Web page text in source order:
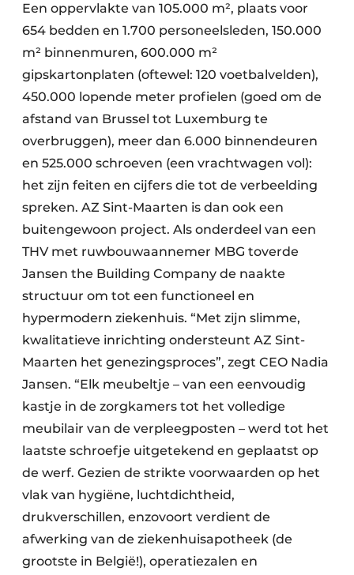
Een oppervlakte van 105.000 m², plaats voor
654 bedden en 1.700 personeelsleden, 150.000
m² binnenmuren, 600.000 m²
gipskartonplaten (oftewel: 120 voetbalvelden),
450.000 lopende meter profielen (goed om de
afstand van Brussel tot Luxemburg te
overbruggen), meer dan 6.000 binnendeuren
en 525.000 schroeven (een vrachtwagen vol):
het zijn feiten en cijfers die tot de verbeelding
spreken. AZ Sint-Maarten is dan ook een
buitengewoon project. Als onderdeel van een
THV met ruwbouwaannemer MBG toverde
Jansen the Building Company de naakte
structuur om tot een functioneel en
hypermodern ziekenhuis. “Met zijn slimme,
kwalitatieve inrichting ondersteunt AZ Sint-
Maarten het genezingsproces”, zegt CEO Nadia
Jansen. “Elk meubeltje – van een eenvoudig
kastje in de zorgkamers tot het volledige
meubilair van de verpleegposten – werd tot het
laatste schroefje uitgetekend en geplaatst op
de werf. Gezien de strikte voorwaarden op het
vlak van hygiëne, luchtdichtheid,
drukverschillen, enzovoort verdient de
afwerking van de ziekenhuisapotheek (de
grootste in België!), operatiezalen en